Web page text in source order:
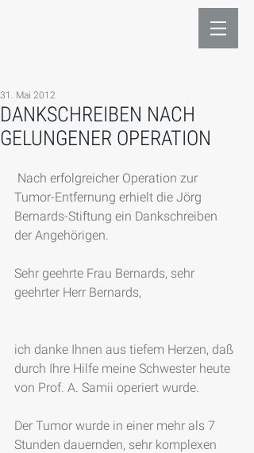
DANKSCHREIBEN NACH
GELUNGENER OPERATION
31. Mai 2012
Tumor-Entfernung erhielt die Jörg
Bernards-Stiftung ein Dankschreiben
der Angehörigen.
Sehr geehrte Frau Bernards, sehr
geehrter Herr Bernards,
ich danke Ihnen aus tiefem Herzen, daß
durch Ihre Hilfe meine Schwester heute
von Prof. A. Samii operiert wurde.
Der Tumor wurde in einer mehr als 7
Stunden dauernden, sehr komplexen